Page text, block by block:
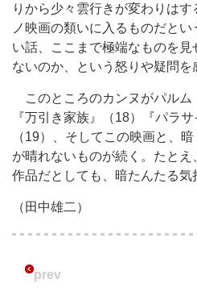
りから少々雲行きが変わりは
ノ映画の類いに入るものだと
い話、ここまで極端なものを見
ないのか、という怒りや疑問を
このところのカンヌがパルム
『万引き家族』（18）『パラサ
（19）、そしてこの映画と、
が晴れないものが続く。たと
作品だとしても、暗たんたる気
（田中雄二）
prev